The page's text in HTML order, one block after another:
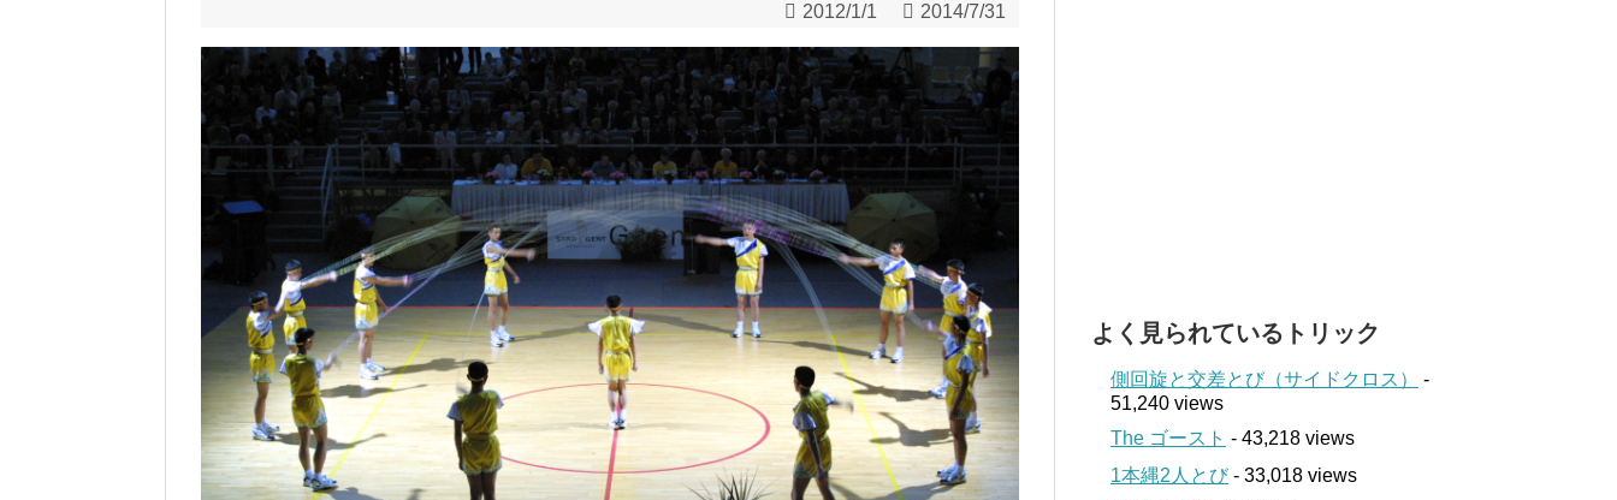
2012/1/1 2014/7/31
よく見られているトリック
側回旋と交差とび（サイドクロス）
-
51,240 views
The ゴースト - 43,218 views
1本縄2人とび- 33,018 views